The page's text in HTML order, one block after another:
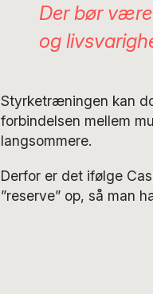
Der bør
og
Styrketræningen kan
forbindelsen mellem
langsommere.
Derfor er det ifølge
”reserve” op, så man